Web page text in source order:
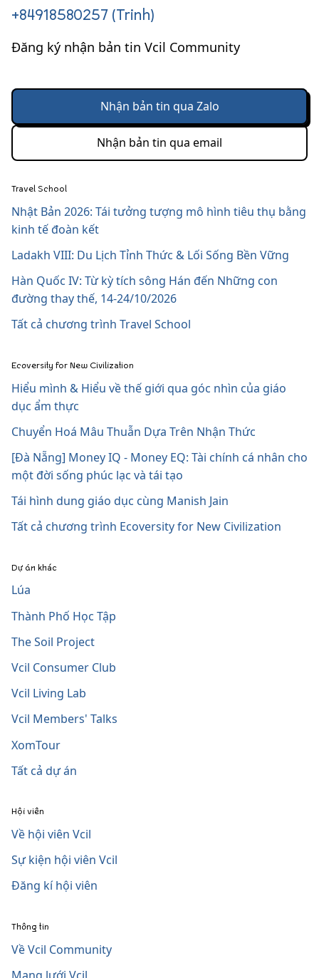
+84918580257 (Trinh)
Đăng ký nhận bản tin Vcil Community
Nhận bản tin qua Zalo
Nhận bản tin qua email
Travel School
Nhật Bản 2026: Tái tưởng tượng mô hình tiêu thụ bằng
kinh tế đoàn kết
Ladakh VIII: Du Lịch Tỉnh Thức & Lối Sống Bền Vững
Hàn Quốc IV: Từ kỳ tích sông Hán đến Những con
đường thay thế, 14-24/10/2026
Tất cả chương trình Travel School
Ecoversity for New Civilization
Hiểu mình & Hiểu về thế giới qua góc nhìn của giáo
dục ẩm thực
Chuyển Hoá Mâu Thuẫn Dựa Trên Nhận Thức
[Đà Nẵng] Money IQ - Money EQ: Tài chính cá nhân cho
một đời sống phúc lạc và tái tạo
Tái hình dung giáo dục cùng Manish Jain
Tất cả chương trình Ecoversity for New Civilization
Dự án khác
Lúa
Thành Phố Học Tập
The Soil Project
Vcil Consumer Club
Vcil Living Lab
Vcil Members' Talks
XomTour
Tất cả dự án
Hội viên
Về hội viên Vcil
Sự kiện hội viên Vcil
Đăng kí hội viên
Thông tin
Về Vcil Community